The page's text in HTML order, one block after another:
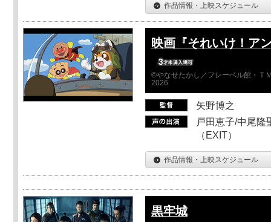
作品情報・上映スケジュール
映画『それいけ！ア
©やなせたかし／フレーベル館・Ｔ
2026
矢野博之
戸田恵子/中尾隆
（EXIT）
作品情報・上映スケジュール
黒牢城